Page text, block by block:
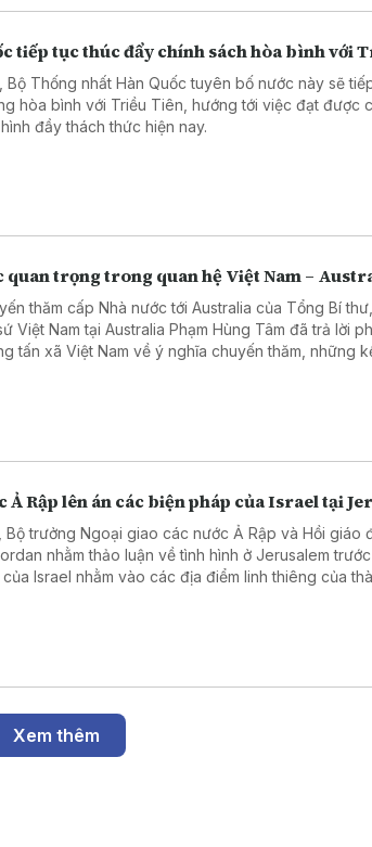
tiếp tục thúc đẩy chính sách hòa bình với
Bộ Thống nhất Hàn Quốc tuyên bố nước này sẽ
hòa bình với Triều Tiên, hướng tới việc đạt được
đầy thách thức hiện nay.
quan trọng trong quan hệ Việt Nam –
thăm cấp Nhà nước tới Australia của Tổng Bí
Việt Nam tại Australia Phạm Hùng Tâm đã trả lời
tấn xã Việt Nam về ý nghĩa chuyến thăm, những
Ả Rập lên án các biện pháp của Israel tại
Bộ trưởng Ngoại giao các nước Ả Rập và Hồi giáo
nhằm thảo luận về tình hình ở Jerusalem
Israel nhằm vào các địa điểm linh thiêng của
Xem thêm